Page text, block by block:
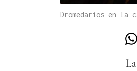
Dromedarios en la